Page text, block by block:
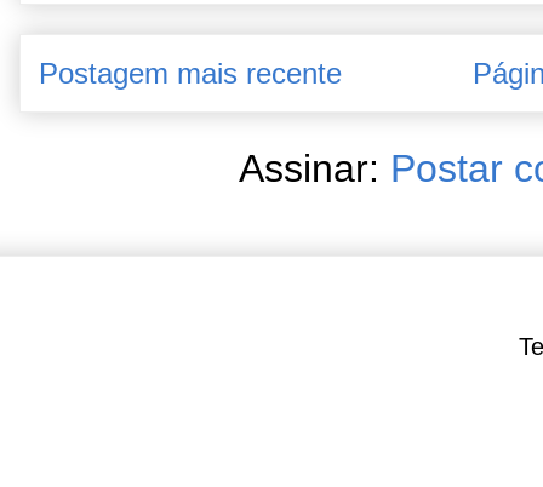
Postagem mais recente
Assinar: Postar